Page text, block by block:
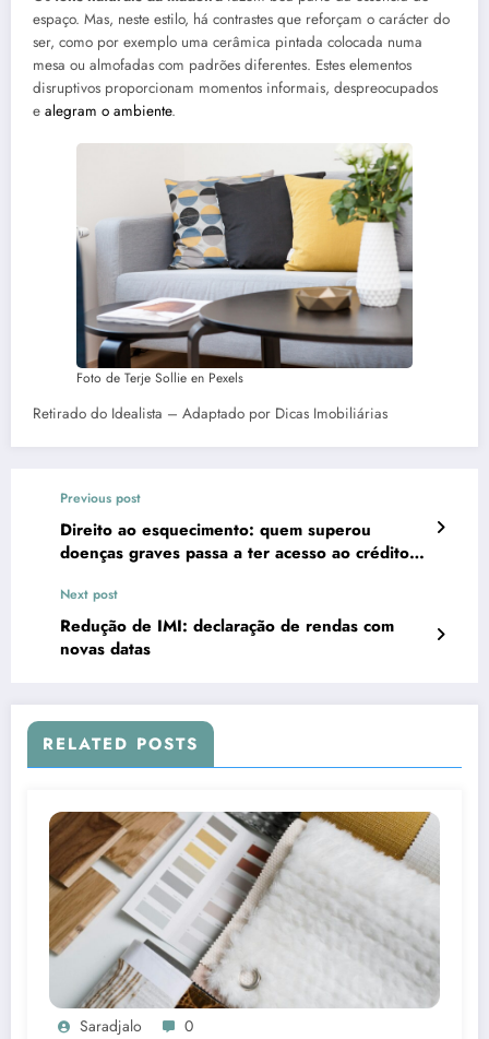
espaço. Mas, neste estilo, há contrastes que reforçam o carácter do
ser, como por exemplo uma cerâmica pintada colocada numa
mesa ou almofadas com padrões diferentes. Estes elementos
disruptivos proporcionam momentos informais, despreocupados
e alegram o ambiente.
Foto de Terje Sollie en Pexels
Retirado do Idealista – Adaptado por Dicas Imobiliárias
Previous post
Direito ao esquecimento: quem superou
doenças graves passa a ter acesso ao crédito
Next post
Redução de IMI: declaração de rendas com
novas datas
RELATED POSTS
Saradjalo 0